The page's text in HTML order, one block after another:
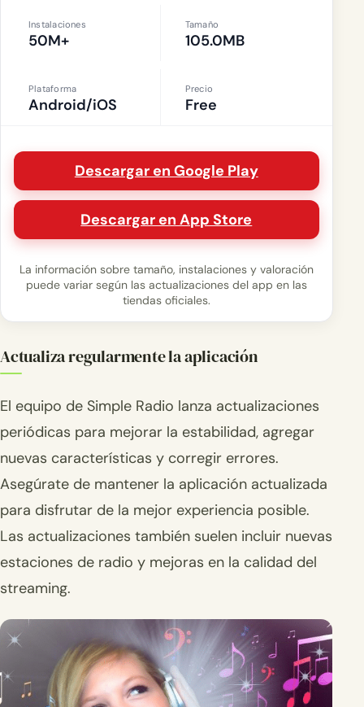
Instalaciones
50M+
Tamaño
105.0MB
Plataforma
Android/iOS
Precio
Free
Descargar en Google Play
Descargar en App Store
La información sobre tamaño, instalaciones y valoración
puede variar según las actualizaciones del app en las
tiendas oficiales.
Actualiza regularmente la aplicación
El equipo de Simple Radio lanza actualizaciones
periódicas para mejorar la estabilidad, agregar
nuevas características y corregir errores.
Asegúrate de mantener la aplicación actualizada
para disfrutar de la mejor experiencia posible.
Las actualizaciones también suelen incluir nuevas
estaciones de radio y mejoras en la calidad del
streaming.